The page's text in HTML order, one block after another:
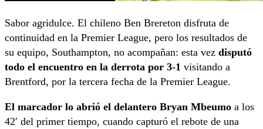
Sabor agridulce. El chileno Ben Brereton disfruta de
continuidad en la Premier League, pero los resultados de
su equipo, Southampton, no acompañan: esta vez disputó
todo el encuentro en la derrota por 3-1 visitando a
Brentford, por la tercera fecha de la Premier League.
El marcador lo abrió el delantero Bryan Mbeumo a los
42′ del primer tiempo, cuando capturó el rebote de una